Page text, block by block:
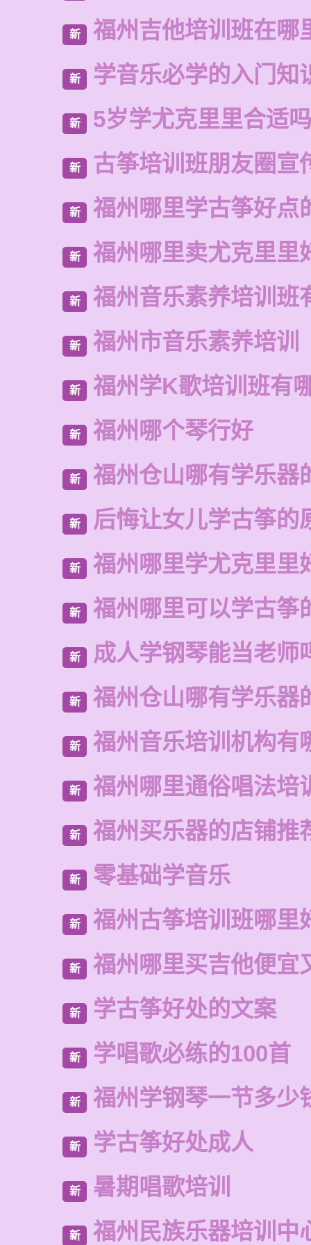
新 福州吉他培训班在哪
新 学音乐必学的入门知
新 5岁学尤克里里合适
新 古筝培训班朋友圈宣
新 福州哪里学古筝好点
新 福州哪里卖尤克里里
新 福州音乐素养培训班
新 福州市音乐素养培训
新 福州学K歌培训班有
新 福州哪个琴行好
新 福州仓山哪有学乐器
新 后悔让女儿学古筝的
新 福州哪里学尤克里里
新 福州哪里可以学古筝
新 成人学钢琴能当老师
新 福州仓山哪有学乐器
新 福州音乐培训机构有
新 福州哪里通俗唱法培
新 福州买乐器的店铺推
新 零基础学音乐
新 福州古筝培训班哪里
新 福州哪里买吉他便宜
新 学古筝好处的文案
新 学唱歌必练的100首
新 福州学钢琴一节多少
新 学古筝好处成人
新 暑期唱歌培训
新 福州民族乐器培训中